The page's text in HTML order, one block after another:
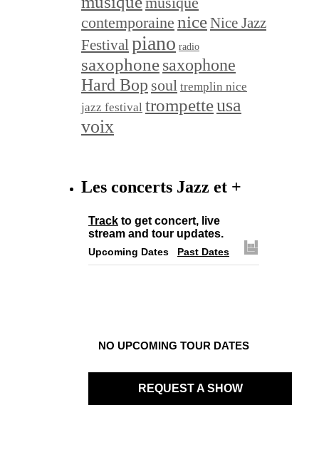
contemporaine niceNice Jazz
Festivalpiano radio
saxophonesaxophone
Hard Bop soul tremplin nice
jazz festival trompetteusa
voix
Les concerts Jazz et +
Track to get concert, live
stream and tour updates.
Upcoming Dates Past Dates
NO UPCOMING TOUR DATES
REQUEST A SHOW